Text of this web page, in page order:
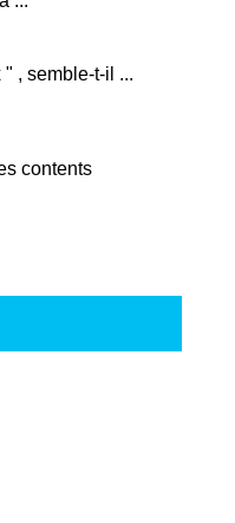
, semble-t-il ...
contents